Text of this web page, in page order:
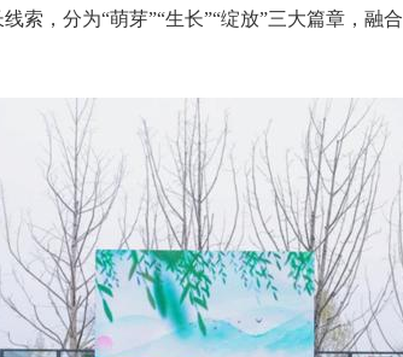
索，分为“萌芽”“生长”“绽放”三大篇章，